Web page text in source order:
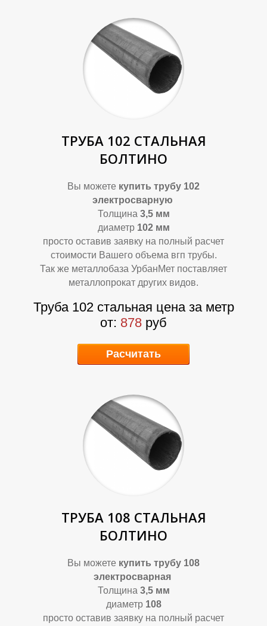
У
Т
ТРУБА 102 СТАЛЬНАЯ
БОЛТИНО
Вы можете купить трубу 102
электросварную
Толщина 3,5 мм
диаметр 102 мм
просто оставив заявку на полный расчет
стоимости Вашего объема вгп трубы.
Так же металлобаза УрбанМет поставляет
металлопрокат других видов.
Труба 102 стальная цена за метр
от: 878 руб
Расчитать
ТРУБА 108 СТАЛЬНАЯ
БОЛТИНО
Вы можете купить трубу 108
электросварная
Толщина 3,5 мм
диаметр108
просто оставив заявку на полный расчет
В
У